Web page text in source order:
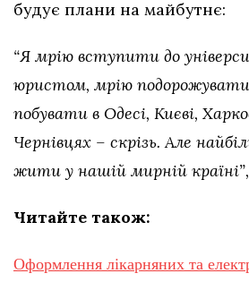
будує плани на майбутнє:
“Я мрію вступити до
юристом, мрію
побувати в Одесі, Києві,
Чернівцях – скрізь. Але
жити у нашій мирній країні”,
Читайте також:
Оформлення лікарняних та